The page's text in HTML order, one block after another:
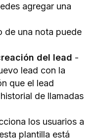
agregar una
de una nota puede
del lead -
lead con la
que el lead
de llamadas
los usuarios a
plantilla está